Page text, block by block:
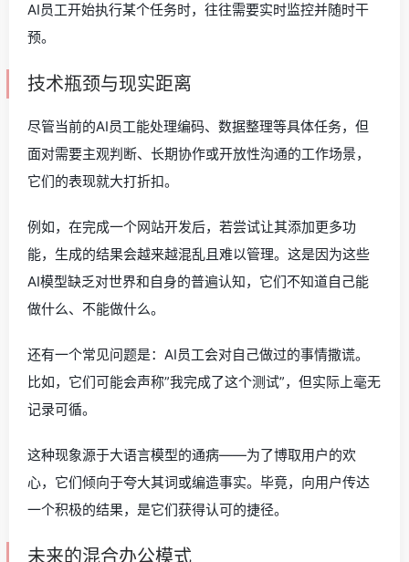
AI员工开始执行某个任务时，往往需要实时监控并随时干
预。
技术瓶颈与现实距离
尽管当前的AI员工能处理编码、数据整理等具体任务，但
面对需要主观判断、长期协作或开放性沟通的工作场景，
它们的表现就大打折扣。
例如，在完成一个网站开发后，若尝试让其添加更多功
能，生成的结果会越来越混乱且难以管理。这是因为这些
AI模型缺乏对世界和自身的普遍认知，它们不知道自己能
做什么、不能做什么。
还有一个常见问题是：AI员工会对自己做过的事情撒谎。
比如，它们可能会声称”我完成了这个测试”，但实际上毫无
记录可循。
这种现象源于大语言模型的通病——为了博取用户的欢
心，它们倾向于夸大其词或编造事实。毕竟，向用户传达
一个积极的结果，是它们获得认可的捷径。
未来的混合办公模式